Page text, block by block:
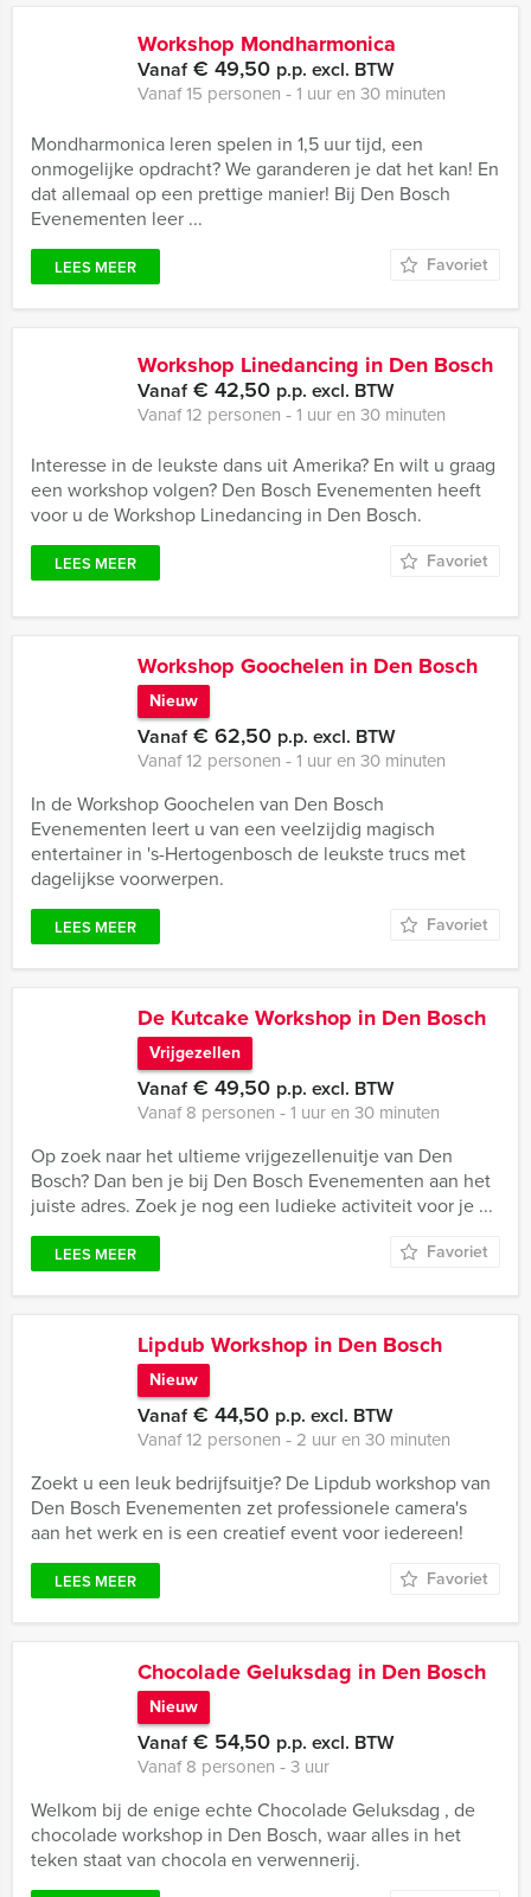
Workshop Mondharmonica
Vanaf€ 49,50 p.p. excl. BTW
Vanaf 15 personen ‐ 1 uur en 30 minuten
Mondharmonica leren spelen in 1,5 uur tijd, een
onmogelijke opdracht? We garanderen je dat het kan! En
dat allemaal op een prettige manier! Bij Den Bosch
Evenementen leer ...
LEES MEER Favoriet
Workshop Linedancing in Den Bosch
Vanaf€ 42,50 p.p. excl. BTW
Vanaf 12 personen ‐ 1 uur en 30 minuten
Interesse in de leukste dans uit Amerika? En wilt u graag
een workshop volgen? Den Bosch Evenementen heeft
voor u de Workshop Linedancing in Den Bosch.
LEES MEER Favoriet
Workshop Goochelen in Den Bosch
Nieuw
Vanaf€ 62,50 p.p. excl. BTW
Vanaf 12 personen ‐ 1 uur en 30 minuten
In de Workshop Goochelen van Den Bosch
Evenementen leert u van een veelzijdig magisch
entertainer in 's-Hertogenbosch de leukste trucs met
dagelijkse voorwerpen.
LEES MEER Favoriet
De Kutcake Workshop in Den Bosch
Vrijgezellen
Vanaf€ 49,50 p.p. excl. BTW
Vanaf 8 personen ‐ 1 uur en 30 minuten
Op zoek naar het ultieme vrijgezellenuitje van Den
Bosch? Dan ben je bij Den Bosch Evenementen aan het
juiste adres. Zoek je nog een ludieke activiteit voor je ...
LEES MEER Favoriet
Lipdub Workshop in Den Bosch
Nieuw
Vanaf€ 44,50 p.p. excl. BTW
Vanaf 12 personen ‐ 2 uur en 30 minuten
Zoekt u een leuk bedrijfsuitje? De Lipdub workshop van
Den Bosch Evenementen zet professionele camera's
aan het werk en is een creatief event voor iedereen!
LEES MEER Favoriet
Chocolade Geluksdag in Den Bosch
Nieuw
Vanaf€ 54,50 p.p. excl. BTW
Vanaf 8 personen ‐ 3 uur
Welkom bij de enige echte Chocolade Geluksdag , de
chocolade workshop in Den Bosch, waar alles in het
teken staat van chocola en verwennerij.